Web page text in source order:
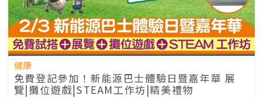
健康
免費登記參加！新能源巴士體驗日暨嘉年華 展
覽|攤位遊戲|STEAM工作坊|精美禮物